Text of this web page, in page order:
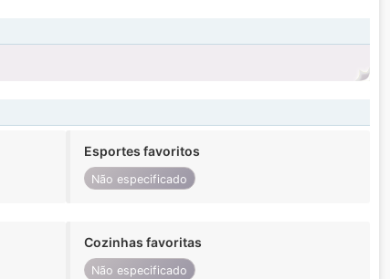
Esportes favoritos
Não especificado
Cozinhas favoritas
Não especificado